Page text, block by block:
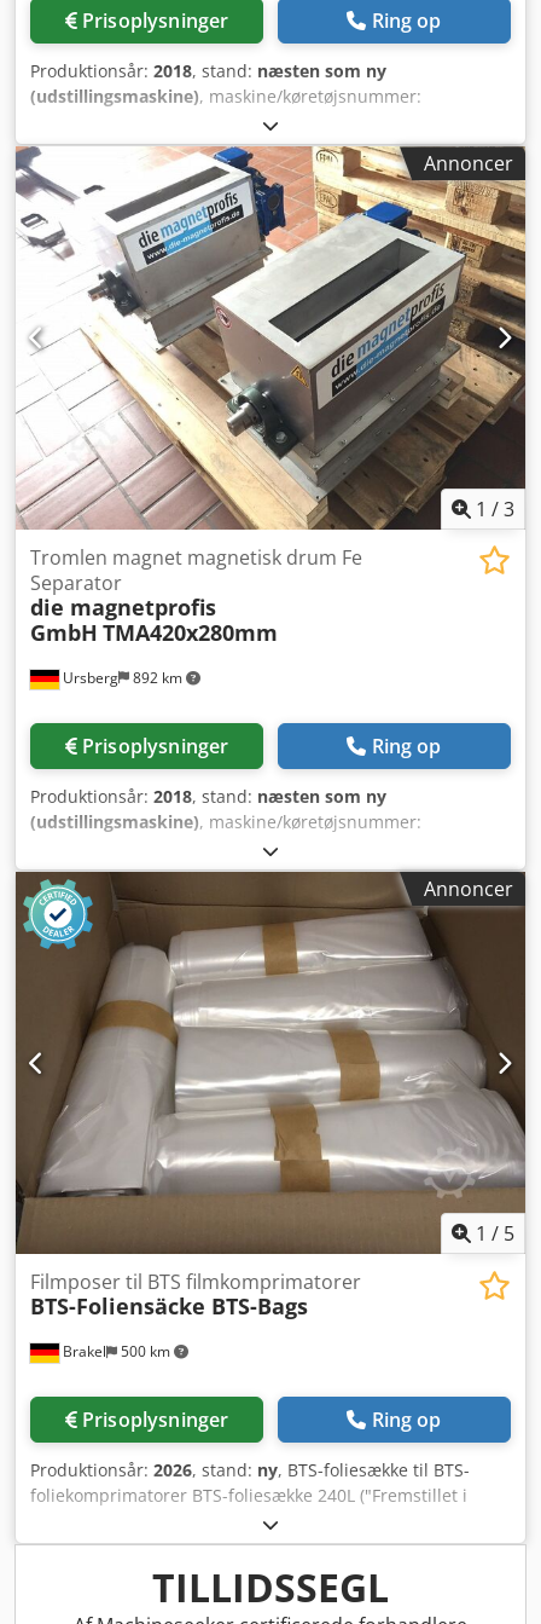
Prisoplysninger Ring op
Produktionsår: 2018, stand: næsten som ny
(udstillingsmaskine), maskine/køretøjsnummer:
, Tromlemagnet – Magnetseparator i
kabinet inkl. separationsplade, drev og gear + Udførelse i
højkvalitets rustfrit stål + Separationsplade til adskillelse +
Akselblok som enhed med leje + Fodlejeenheder
Dimensioner: L: 800 mm B: 800 mm H: 820 mm Dwedpfx
Aodzqw Asgxoa Indløb: 600 x 250 mm Tromle: Ø 500 x 600
Annoncer
1 /3
Ursberg 892 km
Tromlen magnet magnetisk drum Fe
Separator
die magnetprofis
GmbH TMA420x280mm
Prisoplysninger Ring op
Produktionsår: 2018, stand: næsten som ny
(udstillingsmaskine), maskine/køretøjsnummer:
, Tromlemagnet – magnetseparator i
kabinet inkl. adskillelsesplade, drev og gear + Udførelse i
høj kvalitet rustfrit stål + Adskillelsesplade til separation +
Akselblok i form af en lejerenhed + Fritstående
lejerenheder Dimensioner: L: 420 mm Dwedpfx
Aodzqxbegxja B: 280 mm H: 380 mm Indløb: 365 x 80 mm
Tromle: Ø 220 x 400 mm
Annoncer
1 / 5
Brakel 500 km
Filmposer til BTS filmkomprimatorer
BTS-Foliensäcke BTS-Bags
Prisoplysninger Ring op
Produktionsår: 2026, stand: ny, BTS-foliesække til BTS-
foliekomprimatorer BTS-foliesække 240L ("Fremstillet i
Tyskland") transparente og lavet af højkvalitets LDPE-
regenerat 10 sække pr. rulle / 10 ruller pr. karton Dodpfxsi
Dbfps Agxjwa Foliekomprimator, komprimeringsstander,
foliesamler, folieaffaldsbortskaffelse,
TILLIDSSEGL